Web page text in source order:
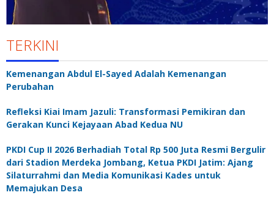
TERKINI
Kemenangan Abdul El-Sayed Adalah Kemenangan
Perubahan
Refleksi Kiai Imam Jazuli: Transformasi Pemikiran dan
Gerakan Kunci Kejayaan Abad Kedua NU
PKDI Cup II 2026 Berhadiah Total Rp 500 Juta Resmi Bergulir
dari Stadion Merdeka Jombang, Ketua PKDI Jatim: Ajang
Silaturrahmi dan Media Komunikasi Kades untuk
Memajukan Desa